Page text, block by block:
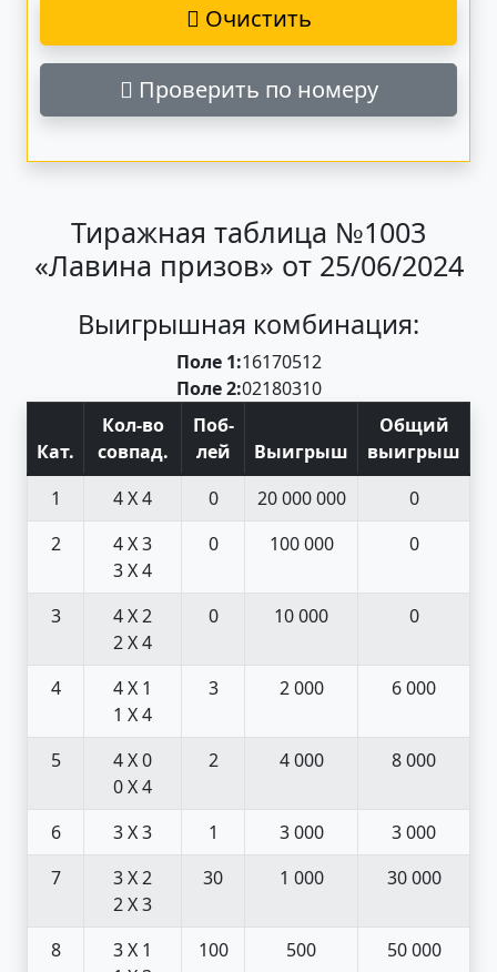
Очистить
Проверить по номеру
Тиражная таблица №1003
«Лавина призов» от 25/06/2024
Выигрышная комбинация:
Поле 1:16170512
Поле 2:02180310
Кат.
Кол-во
совпад.
Поб-
лей
Выигрыш
Общий
выигрыш
1
4 X 4 0 20 000 000
0
2
4 X 3
3 X 4
0 100 000 0
3
4 X 2
2 X 4
0 10 000 0
4
4 X 1
1 X 4
3 2 000 6 000
5
4 X 0
0 X 4
2 4 000 8 000
6 3 X 3 1 3 000
3 000
7
3 X 2
2 X 3
30 1 000 30 000
8
3 X 1
100 500 50 000